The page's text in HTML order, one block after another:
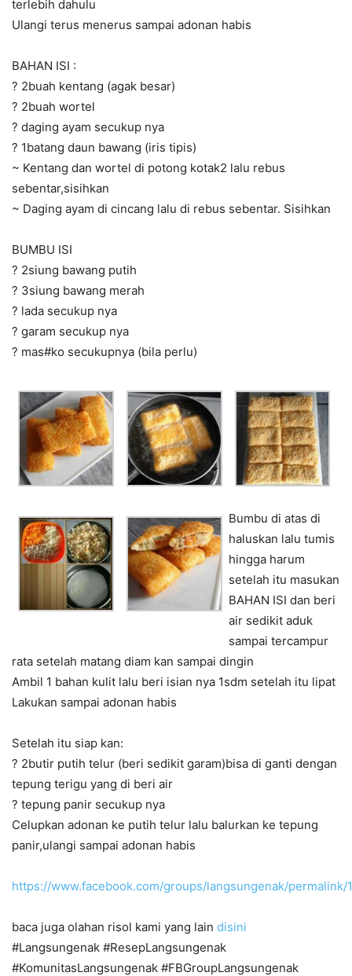
terlebih dahulu
Ulangi terus menerus sampai adonan habis
BAHAN ISI :
? 2buah kentang (agak besar)
? 2buah wortel
? daging ayam secukup nya
? 1batang daun bawang (iris tipis)
~ Kentang dan wortel di potong kotak2 lalu rebus
sebentar,sisihkan
~ Daging ayam di cincang lalu di rebus sebentar. Sisihkan
BUMBU ISI
? 2siung bawang putih
? 3siung bawang merah
? lada secukup nya
? garam secukup nya
? mas#ko secukupnya (bila perlu)
Bumbu di atas di
haluskan lalu tumis
hingga harum
setelah itu masukan
BAHAN ISI dan beri
air sedikit aduk
sampai tercampur
rata setelah matang diam kan sampai dingin
Ambil 1 bahan kulit lalu beri isian nya 1sdm setelah itu lipat
Lakukan sampai adonan habis
Setelah itu siap kan:
? 2butir putih telur (beri sedikit garam)bisa di ganti dengan
tepung terigu yang di beri air
? tepung panir secukup nya
Celupkan adonan ke putih telur lalu balurkan ke tepung
panir,ulangi sampai adonan habis
https://www.facebook.com/groups/langsungenak/
baca juga olahan risol kami yang lain disini
#Langsungenak #ResepLangsungenak
#KomunitasLangsungenak #FBGroupLangsungenak